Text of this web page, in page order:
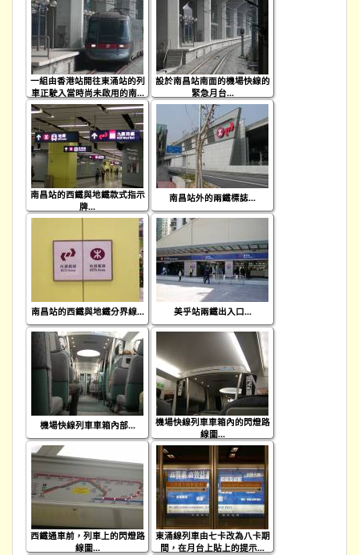
一組由香港站開往東涌站的列
車正駛入當時尚未啟用的南...
設於南昌站南面的機場快線的
緊急月台...
南昌站的西鐵與地鐵款式指示
牌...
南昌站外的兩鐵標誌...
南昌站的西鐵與地鐵分界線... 美乎站兩鐵出入口...
機場快線列車車箱內部...
機場快線列車車箱內的閃燈路
線圖...
西鐵通車前，列車上的閃燈路
線圖...
東涌線列車由七卡改為八卡期
間，在月台上貼上的提示...